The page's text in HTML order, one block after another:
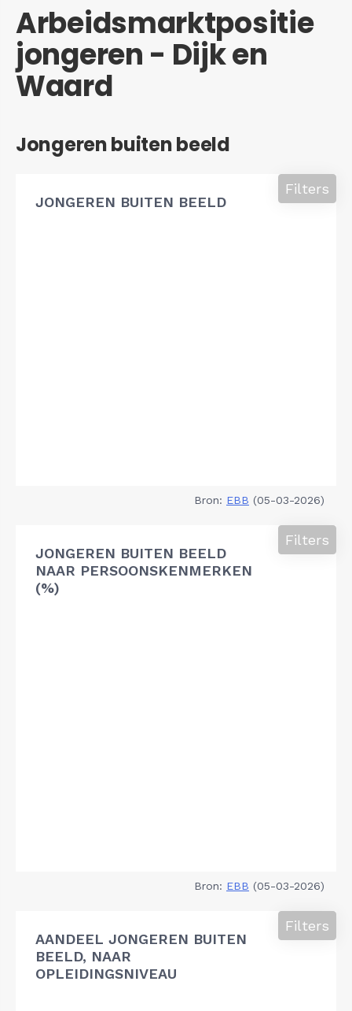
Arbeidsmarktpositie
jongeren - Dijk en
Waard
Jongeren buiten beeld
JONGEREN BUITEN BEELD
Filters
Bron: EBB (05-03-2026)
JONGEREN BUITEN BEELD
NAAR PERSOONSKENMERKEN
(%)
Filters
Bron: EBB (05-03-2026)
AANDEEL JONGEREN BUITEN
BEELD, NAAR
OPLEIDINGSNIVEAU
Filters